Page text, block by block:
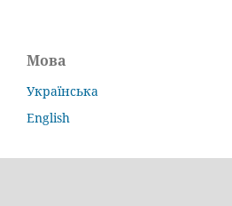
Мова
Українська
English